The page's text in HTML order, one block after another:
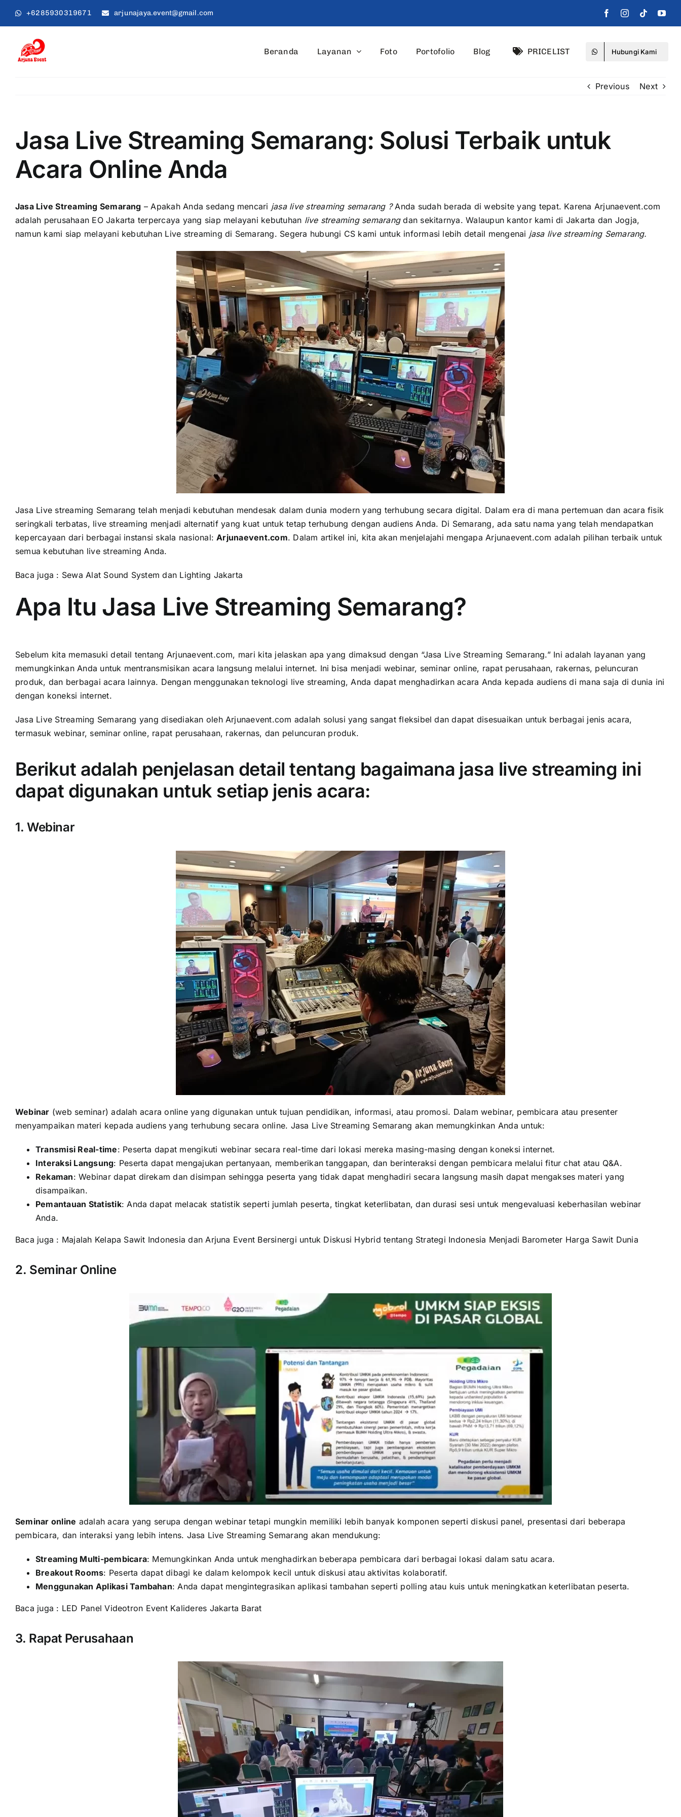
+6285930319671 arjunajaya.event@gmail.com
Beranda Layanan Foto Portofolio Blog PRICELIST Hubungi Kami
Previous Next
Jasa Live Streaming Semarang: Solusi Terbaik untuk
Acara Online Anda
Jasa Live Streaming Semarang – Apakah Anda sedang mencari jasa live streaming semarang ?Anda sudah berada di website yang tepat. Karena Arjunaevent.com
adalah perusahaan EO Jakarta terpercaya yang siap melayani kebutuhan live streaming semarangdan sekitarnya. Walaupun kantor kami di Jakarta dan Jogja,
namun kami siap melayani kebutuhan Live streaming di Semarang. Segera hubungi CS kami untuk informasi lebih detail mengenai jasa live streaming Semarang.
Jasa Live streaming Semarang telah menjadi kebutuhan mendesak dalam dunia modern yang terhubung secara digital. Dalam era di mana pertemuan dan acara fisik
seringkali terbatas, live streaming menjadi alternatif yang kuat untuk tetap terhubung dengan audiens Anda. Di Semarang, ada satu nama yang telah mendapatkan
kepercayaan dari berbagai instansi skala nasional:Arjunaevent.com. Dalam artikel ini, kita akan menjelajahi mengapa Arjunaevent.com adalah pilihan terbaik untuk
semua kebutuhan live streaming Anda.
Baca juga : Sewa Alat Sound System dan Lighting Jakarta
Apa Itu Jasa Live Streaming Semarang?
Sebelum kita memasuki detail tentang Arjunaevent.com, mari kita jelaskan apa yang dimaksud dengan “Jasa Live Streaming Semarang.” Ini adalah layanan yang
memungkinkan Anda untuk mentransmisikan acara langsung melalui internet. Ini bisa menjadi webinar, seminar online, rapat perusahaan, rakernas, peluncuran
produk, dan berbagai acara lainnya. Dengan menggunakan teknologi live streaming, Anda dapat menghadirkan acara Anda kepada audiens di mana saja di dunia ini
dengan koneksi internet.
Jasa Live Streaming Semarang yang disediakan oleh Arjunaevent.com adalah solusi yang sangat fleksibel dan dapat disesuaikan untuk berbagai jenis acara,
termasuk webinar, seminar online, rapat perusahaan, rakernas, dan peluncuran produk.
Berikut adalah penjelasan detail tentang bagaimana jasa live streaming ini
dapat digunakan untuk setiap jenis acara:
1. Webinar
Webinar (web seminar) adalah acara online yang digunakan untuk tujuan pendidikan, informasi, atau promosi. Dalam webinar, pembicara atau presenter
menyampaikan materi kepada audiens yang terhubung secara online. Jasa Live Streaming Semarang akan memungkinkan Anda untuk:
Transmisi Real-time: Peserta dapat mengikuti webinar secara real-time dari lokasi mereka masing-masing dengan koneksi internet.
Interaksi Langsung: Peserta dapat mengajukan pertanyaan, memberikan tanggapan, dan berinteraksi dengan pembicara melalui fitur chat atau Q&A.
Rekaman: Webinar dapat direkam dan disimpan sehingga peserta yang tidak dapat menghadiri secara langsung masih dapat mengakses materi yang
disampaikan.
Pemantauan Statistik: Anda dapat melacak statistik seperti jumlah peserta, tingkat keterlibatan, dan durasi sesi untuk mengevaluasi keberhasilan webinar
Anda.
Baca juga : Majalah Kelapa Sawit Indonesia dan Arjuna Event Bersinergi untuk Diskusi Hybrid tentang Strategi Indonesia Menjadi Barometer Harga Sawit Dunia
2. Seminar Online
Seminar online adalah acara yang serupa dengan webinar tetapi mungkin memiliki lebih banyak komponen seperti diskusi panel, presentasi dari beberapa
pembicara, dan interaksi yang lebih intens. Jasa Live Streaming Semarang akan mendukung:
Streaming Multi-pembicara: Memungkinkan Anda untuk menghadirkan beberapa pembicara dari berbagai lokasi dalam satu acara.
Breakout Rooms: Peserta dapat dibagi ke dalam kelompok kecil untuk diskusi atau aktivitas kolaboratif.
Menggunakan Aplikasi Tambahan: Anda dapat mengintegrasikan aplikasi tambahan seperti polling atau kuis untuk meningkatkan keterlibatan peserta.
Baca juga : LED Panel Videotron Event Kalideres Jakarta Barat
3. Rapat Perusahaan